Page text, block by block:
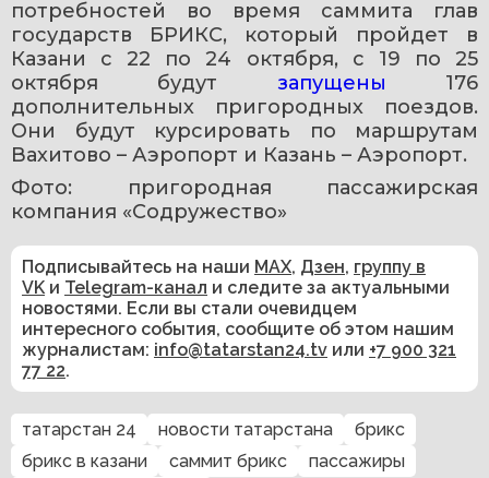
потребностей во время саммита глав
государств БРИКС, который пройдет в
Казани с 22 по 24 октября, с 19 по 25
октября будут запущены 176
дополнительных пригородных поездов.
Они будут курсировать по маршрутам
Вахитово – Аэропорт и Казань – Аэропорт.
Фото: пригородная пассажирская
компания «Содружество»
Подписывайтесь на наши MAX, Дзен, группу в
VK и Telegram-канал и следите за актуальными
новостями. Если вы стали очевидцем
интересного события, сообщите об этом нашим
журналистам: info@tatarstan24.tv или +7 900 321
77 22.
татарстан 24 новости татарстана
брикс
брикс в казани
саммит брикс
пассажиры